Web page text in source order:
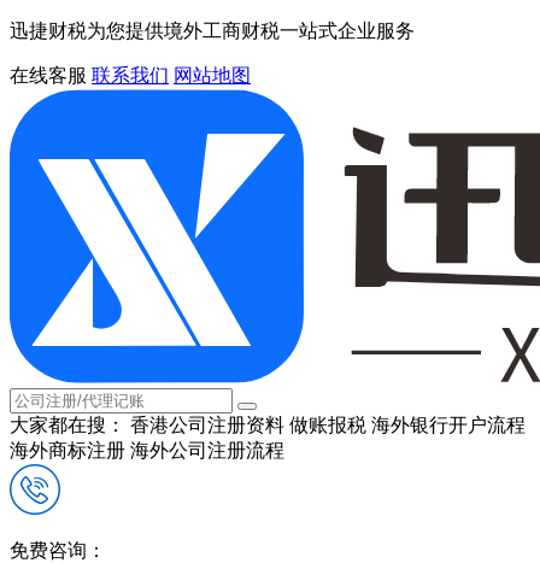
迅捷财税为您提供境外工商财税一站式企业服务
在线客服 联系我们 网站地图
大家都在搜： 香港公司注册资料 做账报税 海外银行开户流程
海外商标注册 海外公司注册流程
免费咨询：